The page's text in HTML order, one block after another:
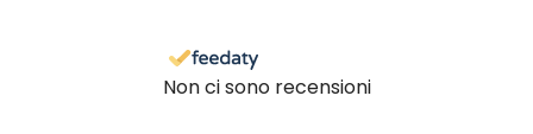
Non ci sono recensioni